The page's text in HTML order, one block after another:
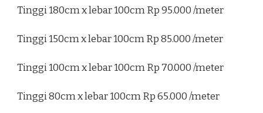
Tinggi 180cm x lebar 100cm Rp 95.000 /meter
Tinggi 150cm x lebar 100cm Rp 85.000 /meter
Tinggi 100cm x lebar 100cm Rp 70.000 /meter
Tinggi 80cm x lebar 100cm Rp 65.000 /meter